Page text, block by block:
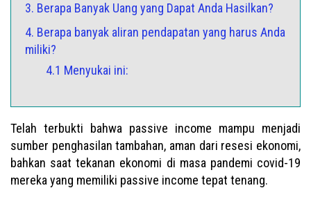
3. Berapa Banyak Uang yang Dapat Anda Hasilkan?
4. Berapa banyak aliran pendapatan yang harus Anda
miliki?
4.1 Menyukai ini:
Telah terbukti bahwa passive income mampu menjadi
sumber penghasilan tambahan, aman dari resesi ekonomi,
bahkan saat tekanan ekonomi di masa pandemi covid-19
mereka yang memiliki passive income tepat tenang.